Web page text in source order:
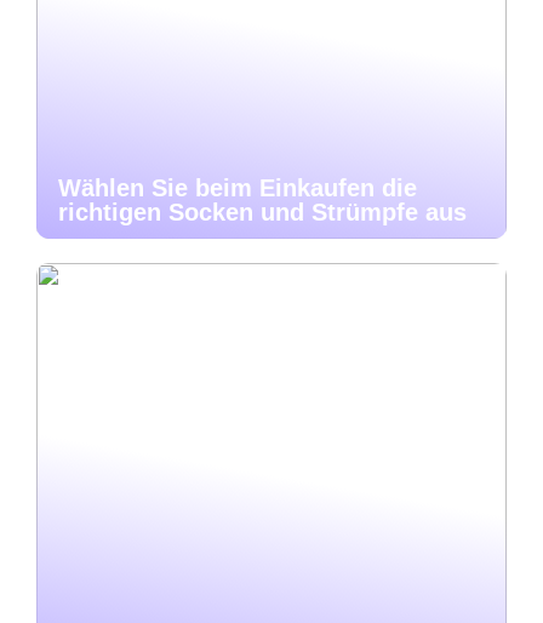
Wählen Sie beim Einkaufen die
richtigen Socken und Strümpfe aus